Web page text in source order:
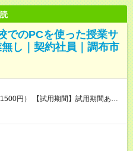
でのPCを使った授業サ
し｜契約社員｜調布市
試用期間あり
用形態と給与に、本採用時と異なる
：アルバイト・パート採用 給与：時
ります。2ヶ月経過後、4ヶ月間は
となります。